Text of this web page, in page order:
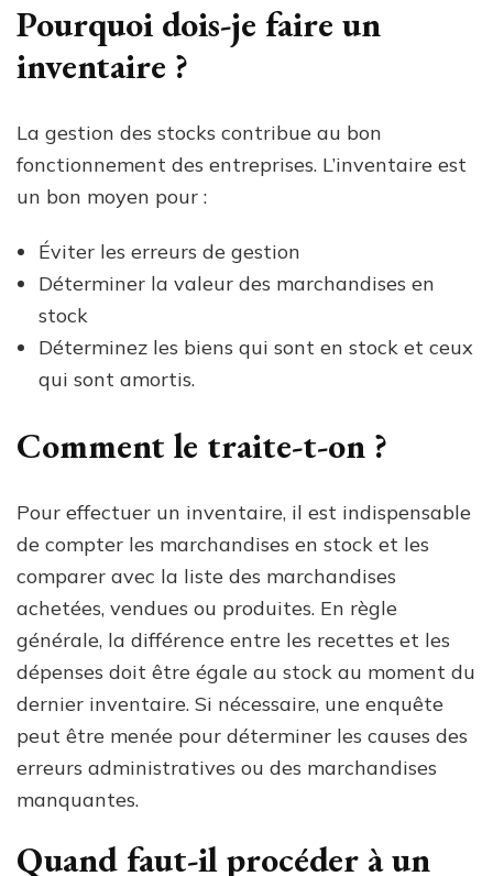
Pourquoi dois-je faire un
inventaire ?
La gestion des stocks contribue au bon
fonctionnement des entreprises. L’inventaire est
un bon moyen pour :
Éviter les erreurs de gestion
Déterminer la valeur des marchandises en
stock
Déterminez les biens qui sont en stock et ceux
qui sont amortis.
Comment le traite-t-on ?
Pour effectuer un inventaire, il est indispensable
de compter les marchandises en stock et les
comparer avec la liste des marchandises
achetées, vendues ou produites. En règle
générale, la différence entre les recettes et les
dépenses doit être égale au stock au moment du
dernier inventaire. Si nécessaire, une enquête
peut être menée pour déterminer les causes des
erreurs administratives ou des marchandises
manquantes.
Quand faut-il procéder à un